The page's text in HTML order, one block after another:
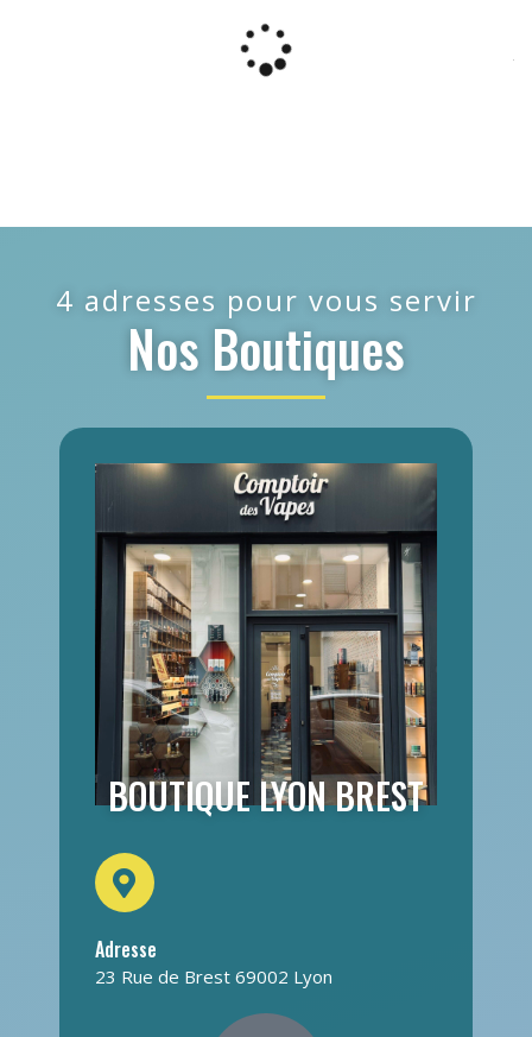
4 adresses pour vous servir
Nos Boutiques
BOUTIQUE LYON BREST
Adresse
23 Rue de Brest 69002 Lyon